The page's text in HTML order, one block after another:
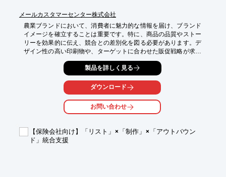
メールカスタマーセンター株式会社
農業ブランドにおいて、消費者に魅力的な情報を届け、ブランド
イメージを確立することは重要です。特に、商品の品質やストー
リーを効果的に伝え、競合との差別化を図る必要があります。デ
ザイン性の高い印刷物や、ターゲットに合わせた販促戦略が求め
られます。当社の企画制作サービスは、デザインや形状のご提案
から各種印刷まで幅広くDMをカバーし、農業ブランドの価値を
最大限に引き出します。
【活用シーン】
・新商品のプロモーション
・ブランドイメージ向上
・顧客ロイヤリティ向上
【導入の効果】
製品を詳しく見る
ダウンロード
お問い合わせ
【保険会社向け】「リスト」×「制作」×「アウトバウン
ド」統合支援